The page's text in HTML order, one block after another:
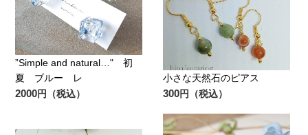
”Simple and natural…" 初
夏 ブルー レ
2000円（税込）
小さな天然石のピアス
300円（税込）